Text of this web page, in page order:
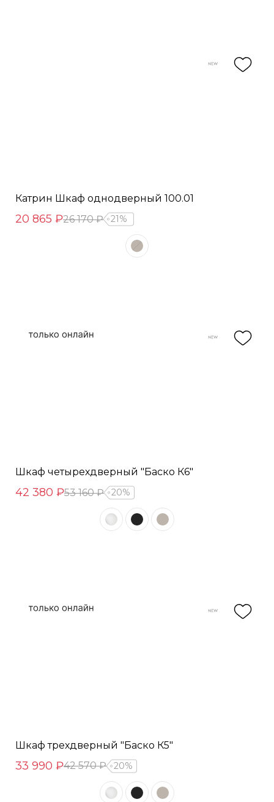
Катрин Шкаф однодверный 100.01
20 865 ₽26 170 ₽ 21%
Шкаф четырехдверный "Баско К6"
42 380 ₽53 160 ₽ 20%
Шкаф трехдверный "Баско К5"
33 990 ₽42 570 ₽ 20%